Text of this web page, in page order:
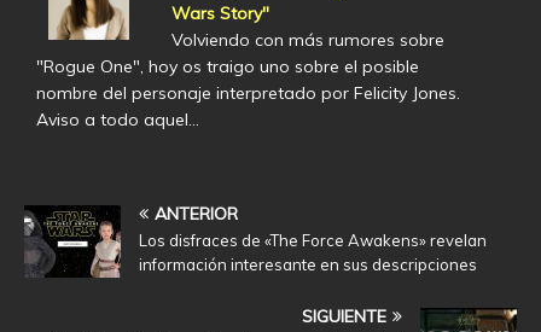
Wars Story"
Volviendo con más rumores sobre
"Rogue One", hoy os traigo uno sobre el posible
nombre del personaje interpretado por Felicity Jones.
Aviso a todo aquel…
ANTERIOR
Los disfraces de «The Force Awakens» revelan
información interesante en sus descripciones
SIGUIENTE